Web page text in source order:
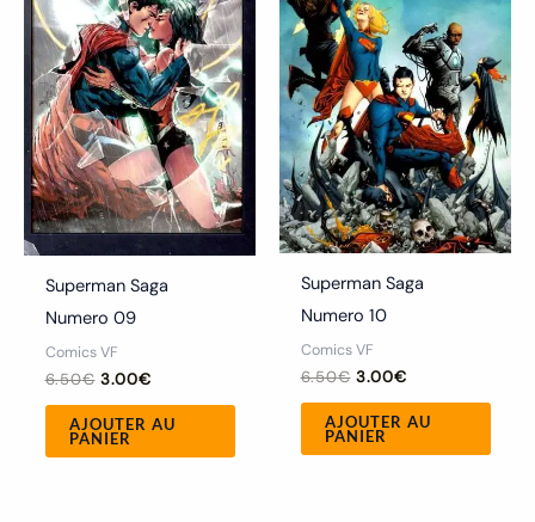
Superman Saga
Numero 09
Comics VF
6.50€ 3.00€
AJOUTER AU
PANIER
Superman Saga
Numero 10
Comics VF
6.50€ 3.00€
AJOUTER AU
PANIER